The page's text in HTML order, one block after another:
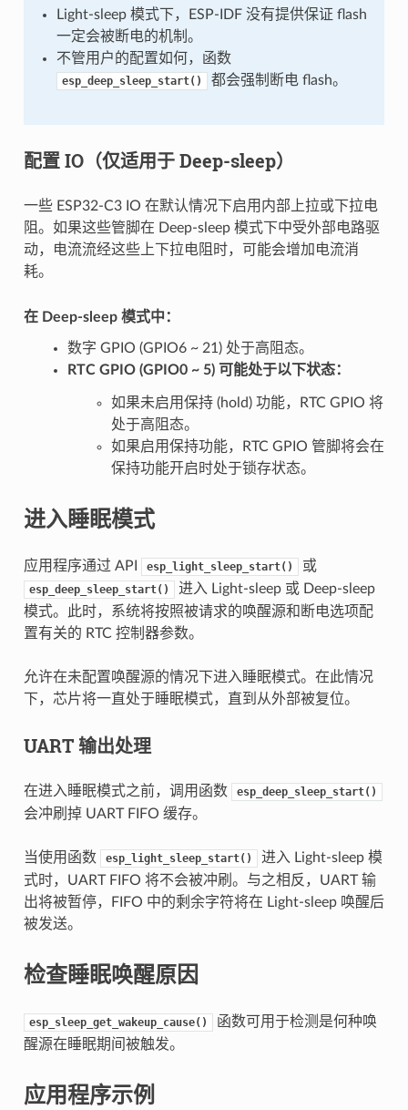
Light-sleep 模式下，ESP-IDF 没有提供保证 flash
一定会被断电的机制。
不管用户的配置如何，函数
esp_deep_sleep_start() 都会强制断电 flash。
配置 IO（仅适用于 Deep-sleep）
一些 ESP32-C3 IO 在默认情况下启用内部上拉或下拉电
阻。如果这些管脚在 Deep-sleep 模式下中受外部电路驱
动，电流流经这些上下拉电阻时，可能会增加电流消
耗。
在 Deep-sleep 模式中：
数字 GPIO (GPIO6 ~ 21) 处于高阻态。
RTC GPIO (GPIO0 ~ 5) 可能处于以下状态：
如果未启用保持 (hold) 功能，RTC GPIO 将
处于高阻态。
如果启用保持功能，RTC GPIO 管脚将会在
保持功能开启时处于锁存状态。
进入睡眠模式
应用程序通过 API esp_light_sleep_start() 或
esp_deep_sleep_start()
进入 Light-sleep 或 Deep-sleep
模式。此时，系统将按照被请求的唤醒源和断电选项配
置有关的 RTC 控制器参数。
允许在未配置唤醒源的情况下进入睡眠模式。在此情况
下，芯片将一直处于睡眠模式，直到从外部被复位。
UART 输出处理
在进入睡眠模式之前，调用函数 esp_deep_sleep_start()
会冲刷掉 UART FIFO 缓存。
当使用函数 esp_light_sleep_start()
进入 Light-sleep 模
式时，UART FIFO 将不会被冲刷。与之相反，UART 输
出将被暂停，FIFO 中的剩余字符将在 Light-sleep 唤醒后
被发送。
检查睡眠唤醒原因
esp_sleep_get_wakeup_cause()
函数可用于检测是何种唤
醒源在睡眠期间被触发。
应用程序示例